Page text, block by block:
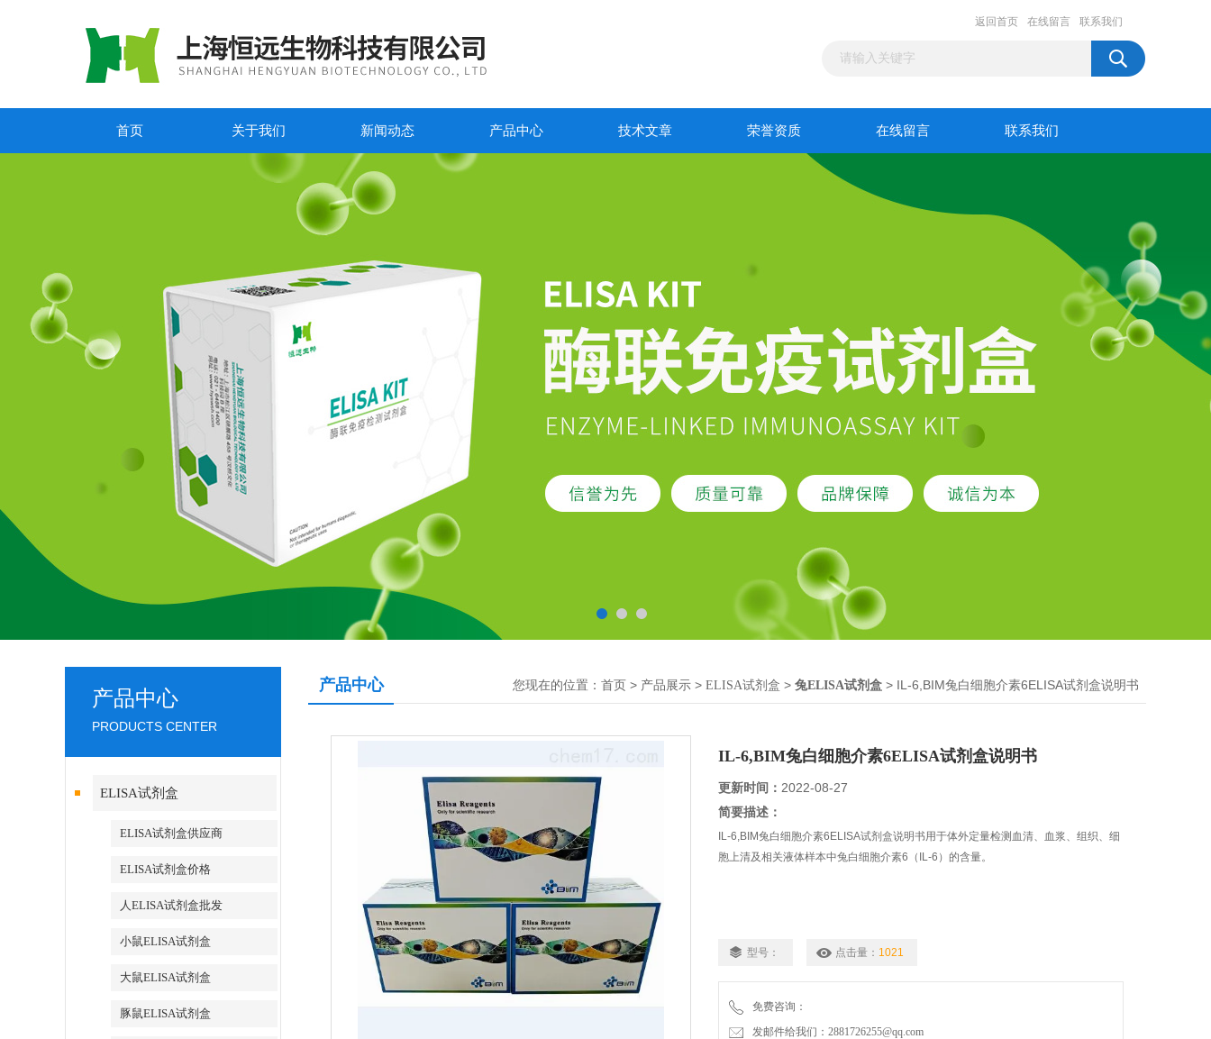
返回首页 在线留言 联系我们
首页 关于我们 新闻动态 产品中心 技术文章 荣誉资质 在线留言 联系我们
产品中心
PRODUCTS CENTER
ELISA试剂盒
ELISA试剂盒供应商
ELISA试剂盒价格
人ELISA试剂盒批发
小鼠ELISA试剂盒
大鼠ELISA试剂盒
豚鼠ELISA试剂盒
产品中心 您现在的位置： 首页 > 产品展示 > ELISA试剂盒 > 兔ELISA试剂盒 > IL-6,BIM兔白细胞介素6ELISA试剂盒说明书
IL-6,BIM兔白细胞介素6ELISA试剂盒说明书
更新时间： 2022-08-27
简要描述：
IL-6,BIM兔白细胞介素6ELISA试剂盒说明书用于体外定量检测血清、血浆、组织、细
胞上清及相关液体样本中兔白细胞介素6（IL-6）的含量。
型号： 点击量： 1021
免费咨询：
发邮件给我们：2881726255@qq.com